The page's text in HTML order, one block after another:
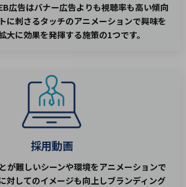
広告はバナー広告よりも視聴率も高い傾向
に刺さるタッチのアニメーションで興味を
大に効果を発揮する施策の1つです。
採用動画
が難しいシーンや環境をアニメーションで
対してのイメージも向上しブランディング